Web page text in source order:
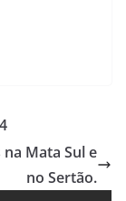
Mata Sul e
no Sertão.